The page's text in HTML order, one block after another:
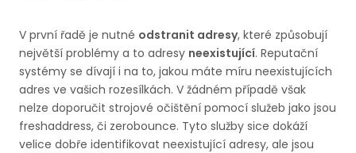
V první řadě je nutné odstranit adresy, které způsobují
největší problémy a to adresy neexistující. Reputační
systémy se dívají i na to, jakou máte míru neexistujících
adres ve vašich rozesílkách. V žádném případě však
nelze doporučit strojové očištění pomocí služeb jako jsou
freshaddress, či zerobounce. Tyto služby sice dokáží
velice dobře identifikovat neexistující adresy, ale jsou